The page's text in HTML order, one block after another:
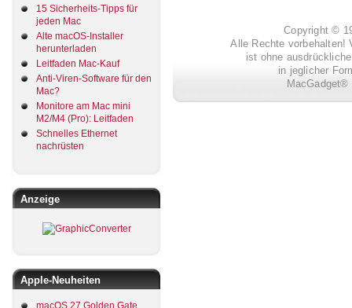
15 Sicherheits-Tipps für
jeden Mac
Alte macOS-Installer
herunterladen
Leitfaden Mac-Kauf
Anti-Viren-Software für den
Mac?
Monitore am Mac mini
M2/M4 (Pro): Leitfaden
Schnelles Ethernet
nachrüsten
Anzeige
Apple-Neuheiten
macOS 27 Golden Gate
Copyright ©
Alle Rechte vorbehalten!
ist ohne
in jeglicher
MacGadget®